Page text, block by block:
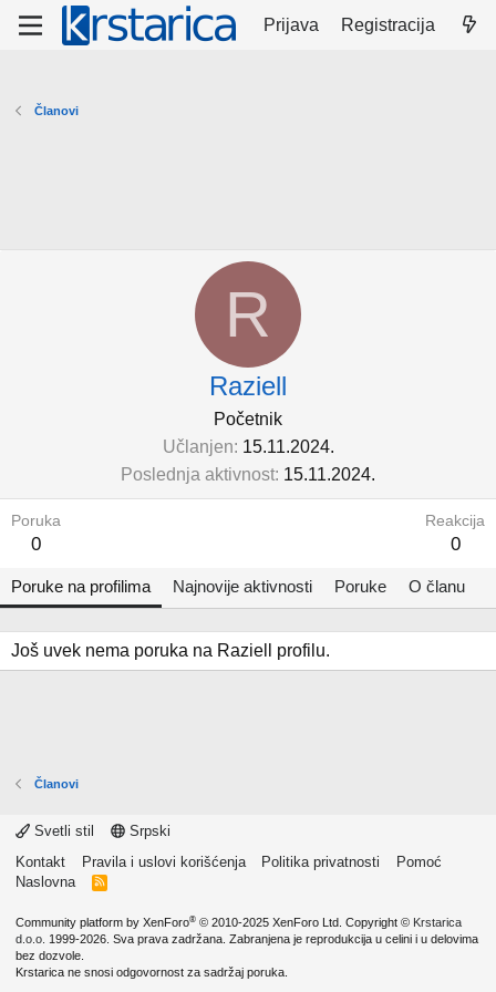
Prijava Registracija
Članovi
R
Raziell
Početnik
Učlanjen 15.11.2024.
Poslednja aktivnost 15.11.2024.
Poruka
0
Reakcija
0
Poruke na profilima Najnovije aktivnosti Poruke O članu
Još uvek nema poruka na Raziell profilu.
Članovi
Svetli stil
Srpski
Kontakt
Pravila i uslovi korišćenja Politika privatnosti
Pomoć
Naslovna
R
Community platform by XenForo® © 2010-2025 XenForo Ltd. Copyright © Krstarica
d.o.o. 1999-2026. Sva prava zadržana. Zabranjena je reprodukcija u celini i u delovima
bez dozvole.
Krstarica ne snosi odgovornost za sadržaj poruka.